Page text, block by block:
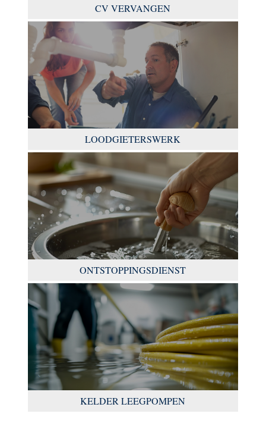
CV VERVANGEN
LOODGIETERSWERK
ONTSTOPPINGSDIENST
KELDER LEEGPOMPEN